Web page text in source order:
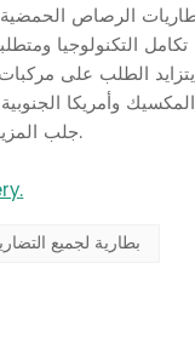
تكامل التكنولوجيا
المكسيك وأمريكا
، جلب المزيد من فرص التطوير للصناعات ذات الصلة.
.
بطارية لجميع